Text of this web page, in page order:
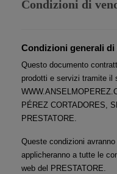
Condizioni di
Condizioni generali
Questo documento
prodotti e servizi tramite il
PÉREZ CORTADORES,
PRESTATORE.
Queste condizioni
applicheranno a tutte le
web del PRESTATORE.